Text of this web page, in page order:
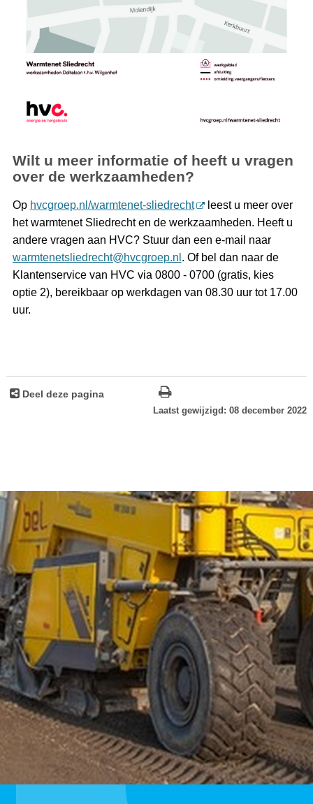
Wilt u meer informatie of heeft u vragen
over de werkzaamheden?
Op hvcgroep.nl/warmtenet-sliedrecht
leest u meer over
het warmtenet Sliedrecht en de werkzaamheden. Heeft u
andere vragen aan HVC? Stuur dan een e-mail naar
warmtenetsliedrecht@hvcgroep.nl . Of bel dan naar de
Klantenservice van HVC via 0800 - 0700 (gratis, kies
optie 2), bereikbaar op werkdagen van 08.30 uur tot 17.00
uur.
Deel deze pagina
Laatst gewijzigd: 08 december 2022